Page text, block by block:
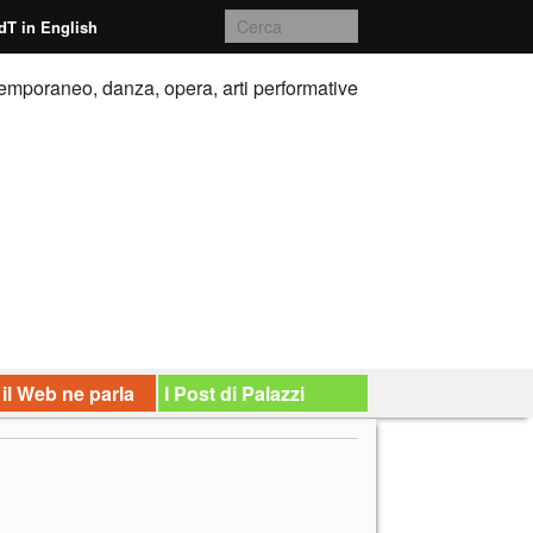
in English
danza, opera, arti performative
Web ne parla I Post di Palazzi